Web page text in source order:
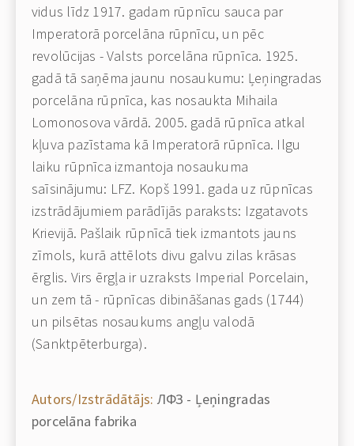
vidus līdz 1917. gadam rūpnīcu sauca par
Imperatorā porcelāna rūpnīcu, un pēc
revolūcijas - Valsts porcelāna rūpnīca. 1925.
gadā tā saņēma jaunu nosaukumu: Ļeņingradas
porcelāna rūpnīca, kas nosaukta Mihaila
Lomonosova vārdā. 2005. gadā rūpnīca atkal
kļuva pazīstama kā Imperatorā rūpnīca. Ilgu
laiku rūpnīca izmantoja nosaukuma
saīsinājumu: LFZ. Kopš 1991. gada uz rūpnīcas
izstrādājumiem parādījās paraksts: Izgatavots
Krievijā. Pašlaik rūpnīcā tiek izmantots jauns
zīmols, kurā attēlots divu galvu zilas krāsas
ērglis. Virs ērgļa ir uzraksts Imperial Porcelain,
un zem tā - rūpnīcas dibināšanas gads (1744)
un pilsētas nosaukums angļu valodā
(Sanktpēterburga).
Autors/Izstrādātājs: ЛФЗ - Ļeņingradas
porcelāna fabrika